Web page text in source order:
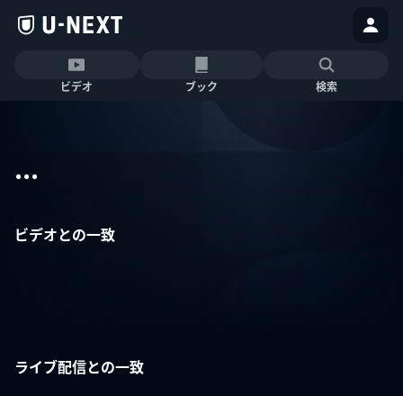
ビデオ ブック 検索
...
ビデオとの一致
ライブ配信との一致